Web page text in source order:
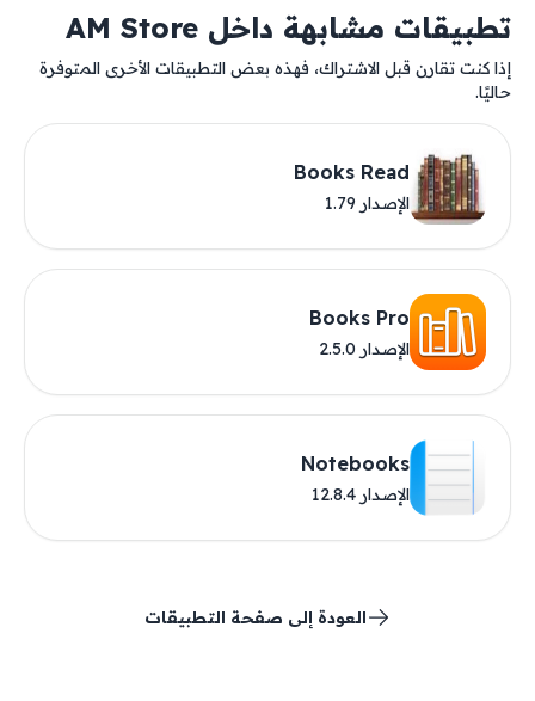
تطبيقات مشابهة داخل AM Store
إذا كنت تقارن قبل الاشتراك، فهذه بعض التطبيقات الأخرى المتوفرة
حاليًا.
Books Read
الإصدار 1.79
Books Pro
الإصدار 2.5.0
Notebooks
الإصدار 12.8.4
العودة إلى صفحة التطبيقات